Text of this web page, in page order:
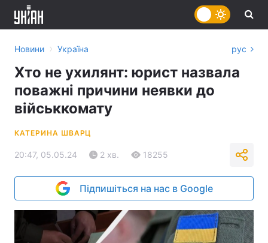
Новини › Україна рус
Хто не ухилянт: юрист назвала
поважні причини неявки до
військкомату
КАТЕРИНА ШВАРЦ
20:47, 05.05.24 2 хв. 18255
Підпишіться на нас в Google